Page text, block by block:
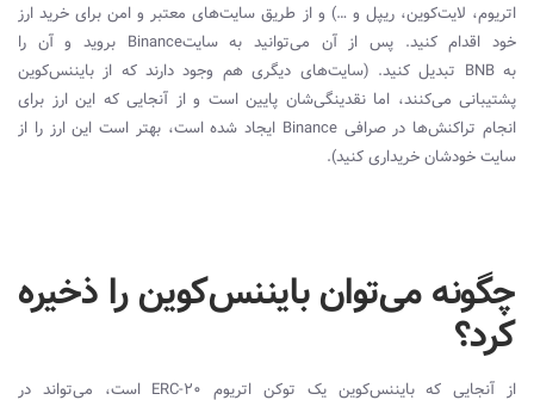
اتریوم، لایت‌کوین، ریپل و …) و از طریق سایت‌های معتبر و امن برای خرید ارز
خود اقدام کنید. پس از آن می‌توانید به سایتBinance بروید و آن را
بهBNB تبدیل کنید. (سایت‌های دیگری هم وجود دارند که از بایننس‌کوین
پشتیبانی می‌کنند، اما نقدینگی‌شان پایین است و از آنجایی که این ارز برای
انجام تراکنش‌ها در صرافیBinance ایجاد شده است، بهتر است این ارز را از
سایت خودشان خریداری کنید).
چگونه می‌توان بایننس‌کوین را ذخیره
کرد؟
از آنجایی که بایننس‌کوین یک توکن اتریوم ERC-20 است، می‌تواند در